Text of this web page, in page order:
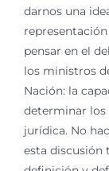
darnos una
pensar en el
los ministros
Nación: la
determinar los
jurídica. No
esta discusión